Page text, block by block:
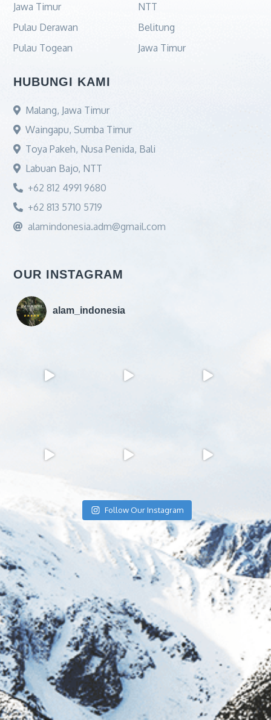
Jawa Timur
NTT
Pulau Derawan
Belitung
Pulau Togean
Jawa Timur
HUBUNGI KAMI
Malang, Jawa Timur
Waingapu, Sumba Timur
Toya Pakeh, Nusa Penida, Bali
Labuan Bajo, NTT
+62 812 4991 9680
+62 813 5710 5719
alamindonesia.adm@gmail.com
OUR INSTAGRAM
alam_indonesia
Follow Our Instagram